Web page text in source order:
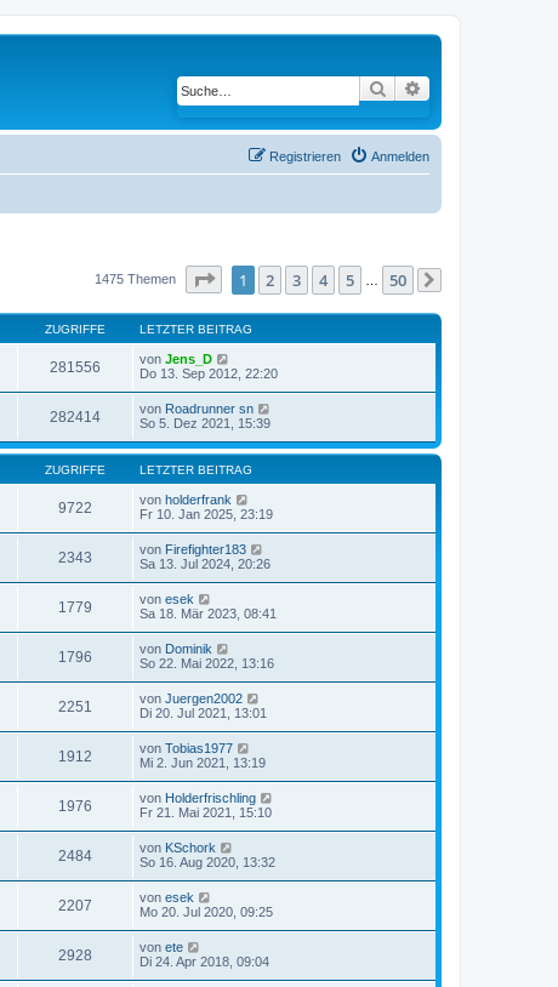
Suche
Anmelden
Registrieren
1475 Themen Seite von50
1 2 3 4 5 50
ZUGRIFFE LETZTER BEITRAG
281556 von Jens_D
Do 13. Sep 2012, 22:20
282414 von Roadrunner sn
So 5. Dez 2021, 15:39
ZUGRIFFE LETZTER BEITRAG
9722 von holderfrank
Fr 10. Jan 2025, 23:19
2343 von Firefighter183
Sa 13. Jul 2024, 20:26
1779 von esek
Sa 18. Mär 2023, 08:41
1796 von Dominik
So 22. Mai 2022, 13:16
2251 von Juergen2002
Di 20. Jul 2021, 13:01
1912 von Tobias1977
Mi 2. Jun 2021, 13:19
1976 von Holderfrischling
Fr 21. Mai 2021, 15:10
2484 von KSchork
So 16. Aug 2020, 13:32
2207 von esek
Mo 20. Jul 2020, 09:25
2928 von ete
Di 24. Apr 2018, 09:04